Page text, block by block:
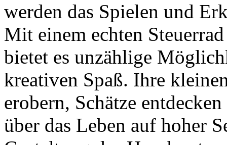
werden das Spielen und
Mit einem echten
bietet es unzählige
kreativen Spaß. Ihre
erobern, Schätze
über das Leben auf hoher